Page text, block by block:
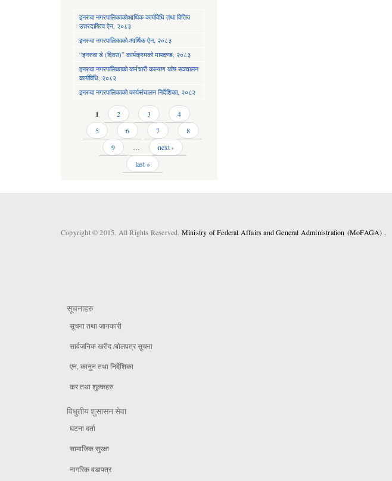
इनरुवा नगरपालिकाकोआर्थिक कार्यविधि तथा वित्तिय
उत्तरदायित्व ऐन, २०८३
इनरुवा नगरपालिकाको आर्थिक ऐन, २०८३
“इनरुवा डे (दिवस)” कार्यक्रमको मापदण्ड, २०८३
इनरुवा नगरपालिकाको कर्मचारी कल्याण कोष सञ्चालन
कार्यविधि, २०८२
इनरुवा नगरपालिकाको कार्यसंचालन निर्देशिका, २०८२
Pages1 2 3
4
5
6 7
8
9
…
next ›
last »
Copyright © 2015. All Rights Reserved. Ministry of Federal Affairs and General Administration (MoFAGA) .
सूचनाहरु
सूचना तथा जानकारी
सार्वजनिक खरीद /बोलपत्र सूचना
एन, कानुन तथा निर्देशिका
कर तथा शुल्कहरु
विधुतीय शुसासन सेवा
घटना दर्ता
सामाजिक सुरक्षा
नागरिक वडापत्र